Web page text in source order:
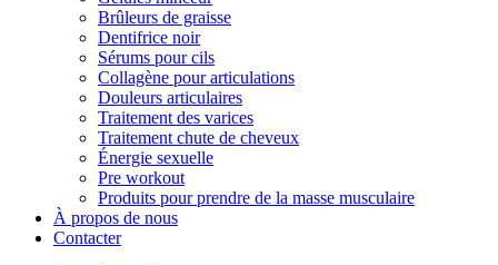
Brûleurs de graisse
Dentifrice noir
Sérums pour cils
Collagène pour articulations
Douleurs articulaires
Traitement des varices
Traitement chute de cheveux
Énergie sexuelle
Pre workout
Produits pour prendre de la masse musculaire
À propos de nous
Contacter